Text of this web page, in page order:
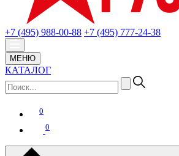
+7 (495) 988-00-88 +7 (495) 777-24-38
МЕНЮ
КАТАЛОГ
0
0